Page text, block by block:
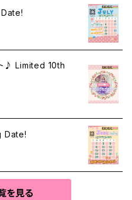
ト♪ Limited 10th
Date!
を見る